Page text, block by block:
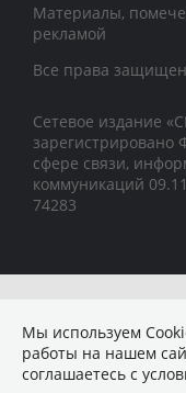
Материалы,
рекламой
Все права
Сетевое издание
зарегистрировано
сфере связи,
коммуникаций
74283
Мы используем
работы на нашем
соглашаетесь с